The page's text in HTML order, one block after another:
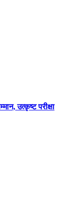
उत्कृष्ट परीक्षा